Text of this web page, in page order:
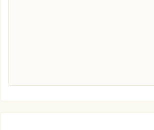
Крем: из вареного сгущеного молока.
Торт «Ностальжи»